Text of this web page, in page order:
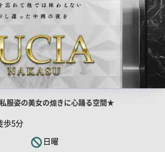
服姿の美女の煌きに心踊る空間★
歩5分
日曜